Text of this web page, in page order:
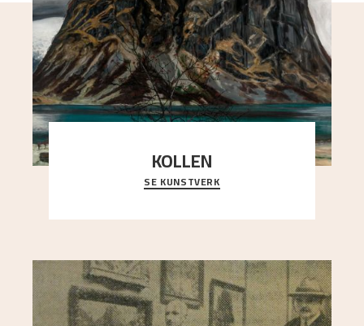
KOLLEN
Et ruvende fjell dominerer bildeflaten, og står i
sterk kontrast til det spinkle rognetreet ute
SE KUNSTVERK